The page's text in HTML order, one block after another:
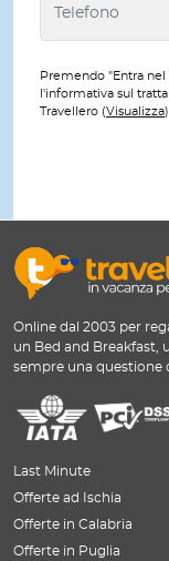
Premendo "Entra
l'informativa sul
Travellero (Visualizza)
Online dal 2003 per
un Bed and Breakfast,
sempre una questione
Last Minute
Offerte ad Ischia
Offerte in Calabria
Offerte in Puglia